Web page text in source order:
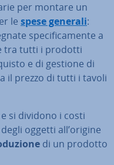
per montare un
le spese generali:
spe­ci­fi­ca­men­te a
tra tutti i prodotti
e di gestione di
il prezzo di tutti i tavoli
si dividono i costi
oggetti all’origine
di un prodotto